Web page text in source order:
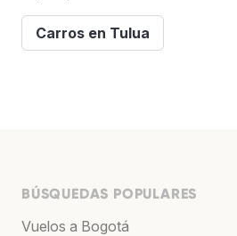
Carros en Tulua
BÚSQUEDAS POPULARES
Vuelos a Bogotá